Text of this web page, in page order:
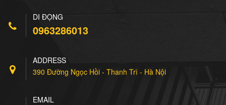
8.500.000 Đ
nhiên xoan đào
7.500.000 Đ
DI ĐỘNG
0963286013
ADDRESS
390 Đường Ngọc Hồi - Thanh Trì - Hà Nội
EMAIL